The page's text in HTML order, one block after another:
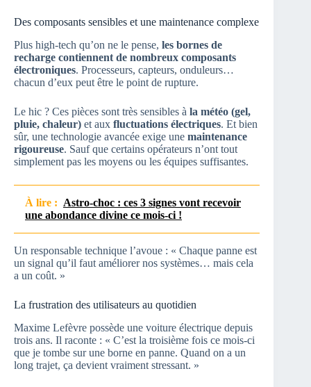
Des composants sensibles et une maintenance complexe
Plus high-tech qu’on ne le pense, les bornes de
recharge contiennent de nombreux composants
électroniques. Processeurs, capteurs, onduleurs…
chacun d’eux peut être le point de rupture.
Le hic ? Ces pièces sont très sensibles à la météo (gel,
pluie, chaleur) et aux fluctuations électriques. Et bien
sûr, une technologie avancée exige une maintenance
rigoureuse. Sauf que certains opérateurs n’ont tout
simplement pas les moyens ou les équipes suffisantes.
À lire : Astro-choc : ces 3 signes vont recevoir
une abondance divine ce mois-ci !
Un responsable technique l’avoue : « Chaque panne est
un signal qu’il faut améliorer nos systèmes… mais cela
a un coût. »
La frustration des utilisateurs au quotidien
Maxime Lefèvre possède une voiture électrique depuis
trois ans. Il raconte : « C’est la troisième fois ce mois-ci
que je tombe sur une borne en panne. Quand on a un
long trajet, ça devient vraiment stressant. »